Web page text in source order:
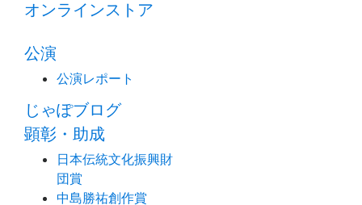
オンラインストア
公演
公演レポート
じゃぽブログ
顕彰・助成
日本伝統文化振興財
団賞
中島勝祐創作賞